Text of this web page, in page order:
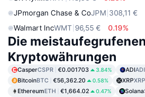
JPmorgan Chase & CoJPM 308,11 €
Walmart IncWMT 96,55 € 0.19%
Die meistaufegrufenen
Kryptowährungen
CasperCSPR €0.001703 3.84% ADIADI
BitcoinBTC €56,362.20 0.58% XRPXRP
EthereumETH €1,664.02 0.47% Solana